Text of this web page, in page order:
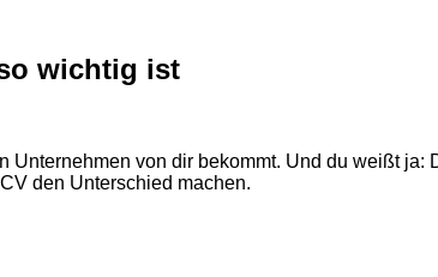
wichtig ist
Unternehmen von dir bekommt. Und du weißt
den Unterschied machen.